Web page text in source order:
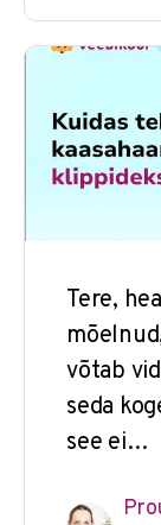
Tere,
võtab
seda
see ei…